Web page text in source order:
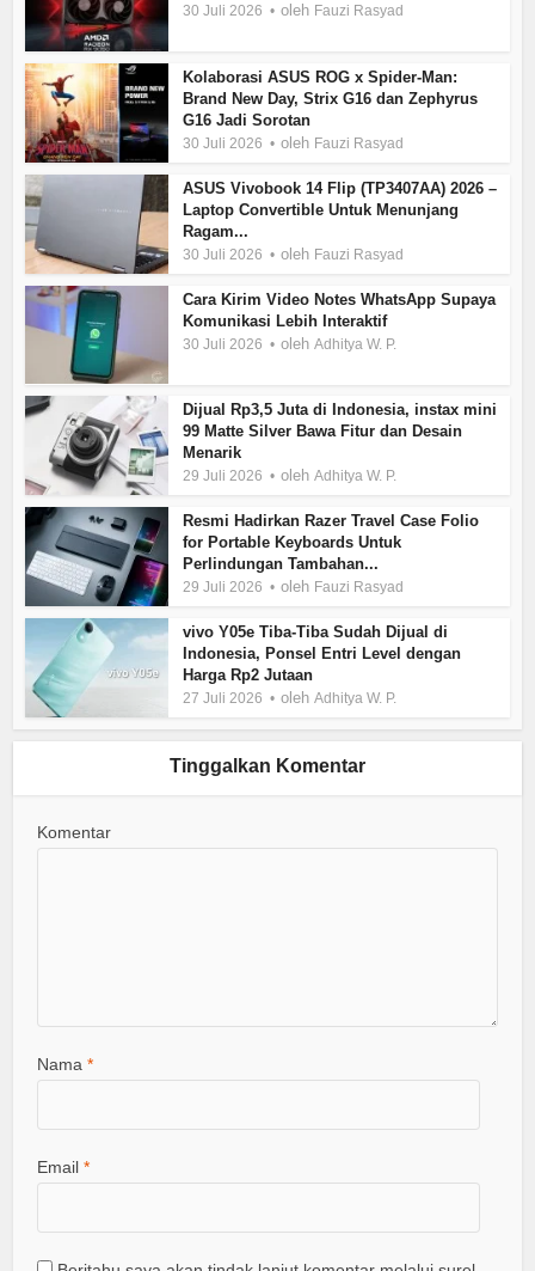
30 Juli 2026 oleh Fauzi Rasyad
Kolaborasi ASUS ROG x Spider-Man:
Brand New Day, Strix G16 dan Zephyrus
G16 Jadi Sorotan
30 Juli 2026 oleh Fauzi Rasyad
ASUS Vivobook 14 Flip (TP3407AA) 2026 –
Laptop Convertible Untuk Menunjang
Ragam...
30 Juli 2026 oleh Fauzi Rasyad
Cara Kirim Video Notes WhatsApp Supaya
Komunikasi Lebih Interaktif
30 Juli 2026 olehAdhitya W. P.
Dijual Rp3,5 Juta di Indonesia, instax mini
99 Matte Silver Bawa Fitur dan Desain
Menarik
29 Juli 2026 olehAdhitya W. P.
Resmi Hadirkan Razer Travel Case Folio
for Portable Keyboards Untuk
Perlindungan Tambahan...
29 Juli 2026 oleh Fauzi Rasyad
vivo Y05e Tiba-Tiba Sudah Dijual di
Indonesia, Ponsel Entri Level dengan
Harga Rp2 Jutaan
27 Juli 2026 olehAdhitya W. P.
Tinggalkan Komentar
Komentar
Nama*
Email*